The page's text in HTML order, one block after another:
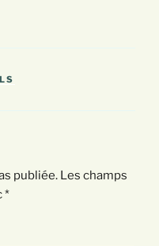
publiée. Les champs
*